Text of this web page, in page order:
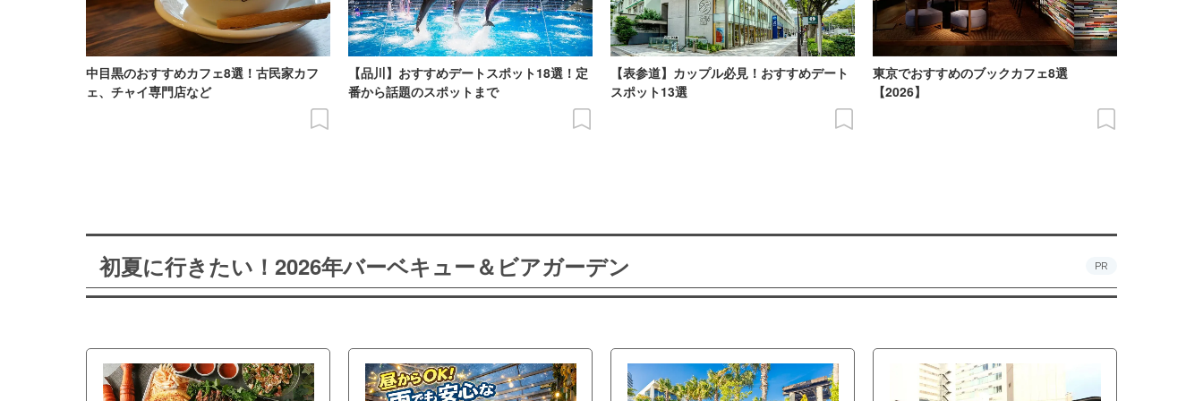
中目黒のおすすめカフェ8選！古民家カフ
ェ、チャイ専門店など
【品川】おすすめデートスポット18選！定
番から話題のスポットまで
【表参道】カップル必見！おすすめデート
スポット13選
東京でおすすめのブックカフェ8選
【2026】
初夏に行きたい！2026年バーベキュー＆ビアガーデン PR